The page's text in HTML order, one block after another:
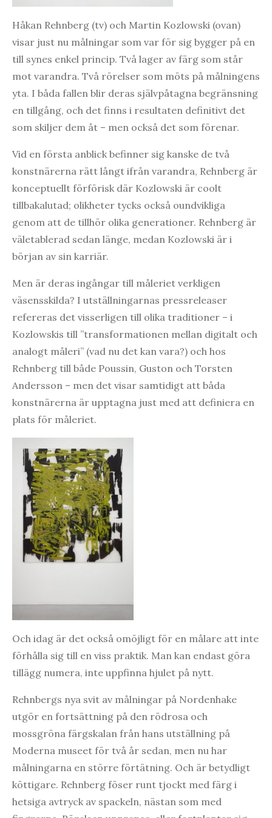
Håkan Rehnberg (tv) och Martin Kozlowski (ovan)
visar just nu målningar som var för sig bygger på en
till synes enkel princip. Två lager av färg som står
mot varandra. Två rörelser som möts på målningens
yta. I båda fallen blir deras självpåtagna begränsning
en tillgång, och det finns i resultaten definitivt det
som skiljer dem åt – men också det som förenar.
Vid en första anblick befinner sig kanske de två
konstnärerna rätt långt ifrån varandra, Rehnberg är
konceptuellt förförisk där Kozlowski är coolt
tillbakalutad; olikheter tycks också oundvikliga
genom att de tillhör olika generationer. Rehnberg är
väletablerad sedan länge, medan Kozlowski är i
början av sin karriär.
Men är deras ingångar till måleriet verkligen
väsensskilda? I utställningarnas pressreleaser
refereras det visserligen till olika traditioner – i
Kozlowskis till ”transformationen mellan digitalt och
analogt måleri” (vad nu det kan vara?) och hos
Rehnberg till både Poussin, Guston och Torsten
Andersson – men det visar samtidigt att båda
konstnärerna är upptagna just med att definiera en
plats för måleriet.
Och idag är det också omöjligt för en målare att inte
förhålla sig till en viss praktik. Man kan endast göra
tillägg numera, inte uppfinna hjulet på nytt.
Rehnbergs nya svit av målningar på Nordenhake
utgör en fortsättning på den rödrosa och
mossgröna färgskalan från hans utställning på
Moderna museet för två år sedan, men nu har
målningarna en större förtätning. Och är betydligt
köttigare. Rehnberg föser runt tjockt med färg i
hetsiga avtryck av spackeln, nästan som med